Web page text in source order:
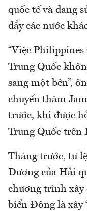
quốc tế và đang
đẩy các nước
“Việc
Trung Quốc
sang một bên”,
chuyến thăm
trước, khi được
Trung Quốc trên
Tháng trước, tư
Dương của Hải
chương trình xây
biển Đông là xây